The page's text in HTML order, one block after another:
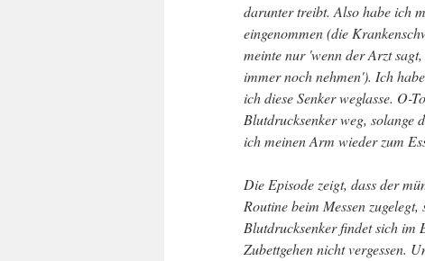
darunter treibt. Also habe ich
eingenommen (die
meinte nur 'wenn der Arzt
immer noch nehmen'). Ich
ich diese Senker weglasse. O-
Blutdrucksenker weg, solange
ich meinen Arm wieder zum
Die Episode zeigt, dass der
Routine beim Messen
Blutdrucksenker findet sich im
Zubettgehen nicht vergessen.